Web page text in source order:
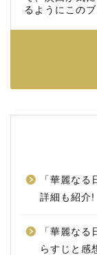
るようにこの
「華麗な
詳細も紹介!
「華麗な
らすじと感